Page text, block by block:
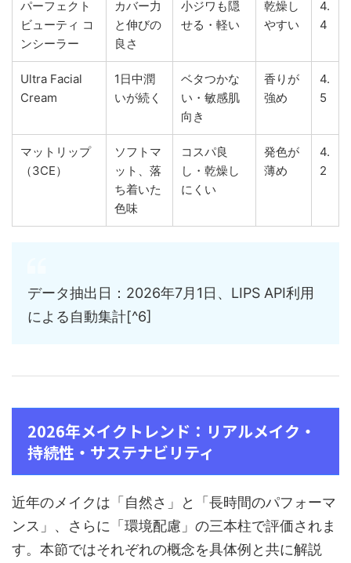
パーフェクト
ビューティ コ
ンシーラー
カバー力
と伸びの
良さ
小ジワも隠
せる・軽い
乾燥し
やすい
4.
4
Ultra Facial
Cream
1日中潤
いが続く
ベタつかな
い・敏感肌
向き
香りが
強め
4.
5
マットリップ
（3CE）
ソフトマ
ット、落
ち着いた
色味
コスパ良
し・乾燥し
にくい
発色が
薄め
4.
2
データ抽出日：2026年7月1日、LIPS API利用
による自動集計[^6]
2026年メイクトレンド：リアルメイク・
持続性・サステナビリティ
近年のメイクは「自然さ」と「長時間のパフォーマ
ンス」、さらに「環境配慮」の三本柱で評価されま
す。本節ではそれぞれの概念を具体例と共に解説